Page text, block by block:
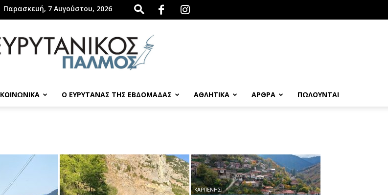
Παρασκευή, 7 Αυγούστου, 2026
ΚΟΙΝΩΝΙΚΑ Ο ΕΥΡΥΤΑΝΑΣ ΤΗΣ ΕΒΔΟΜΑΔΑΣ ΑΘΛΗΤΙΚΑ ΑΡΘΡΑ ΠΩΛΟΎΝΤΑΙ
ΚΑΡΠΕΝΉΣΙ